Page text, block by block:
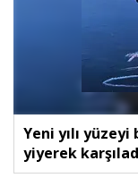
Yeni yılı
yiyerek